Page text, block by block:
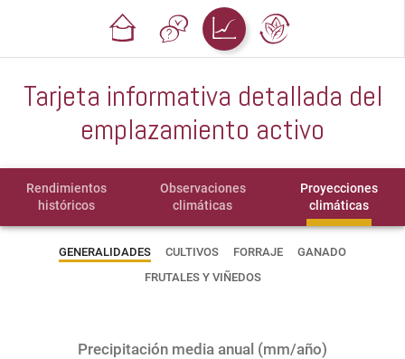
Tarjeta informativa detallada del
emplazamiento activo
Rendimientos
históricos
Observaciones
climáticas
Proyecciones
climáticas
GENERALIDADES CULTIVOS FORRAJE
GANADO
FRUTALES Y VIÑEDOS
Precipitación media anual (mm/año)